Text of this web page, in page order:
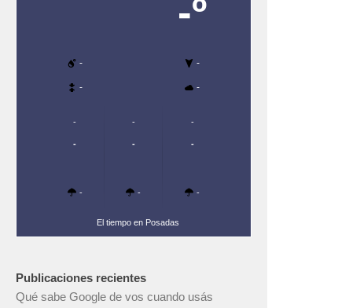
-º
- -
- -
-
-
-
-
-
-
-
-
-
El tiempo en Posadas
Publicaciones recientes
Qué sabe Google de vos cuando usás